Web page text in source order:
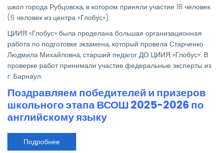
пробный
ОГЭ
по
языку
школ города Рубцовска, в котором приняли участие 18 человек
(6 человек из центра «Глобус»).
ЦИИЯ «Глобус» была проделана большая организационная
работа по подготовке экзамена, который провела Старченко
Людмила Михайловна, старший педагог ДО ЦИИЯ «Глобус». В
проверке работ принимали участие федеральные эксперты из
г. Барнаул.
Поздравляем победителей и призеров
школьного этапа ВСОШ 2025-2026 по
английскому языку
Подробнее
Поздравляем